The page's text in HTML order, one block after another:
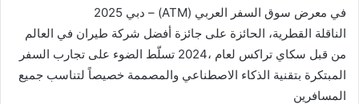
في معرض سوق السفر العربي (ATM) – دبي 2025
الناقلة القطرية، الحائزة على جائزة أفضل شركة طيران في العالم
من قبل سكاي تراكس لعام ،2024 تسلّط الضوء على تجارب السفر
المبتكرة بتقنية الذكاء الاصطناعي والمصممة خصيصاً لتناسب جميع
المسافرين